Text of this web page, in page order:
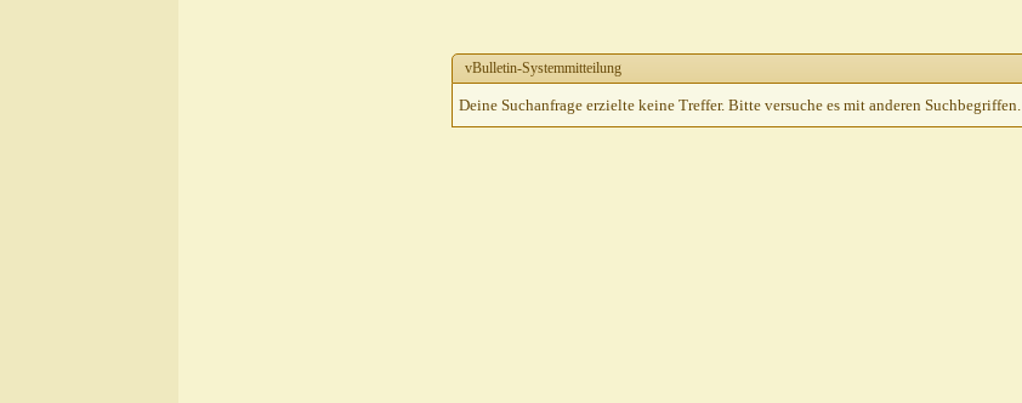
vBulletin-Systemmitteilung
Deine Suchanfrage erzielte keine Treffer. Bitte versuche es mit anderen Suchbegriffen.